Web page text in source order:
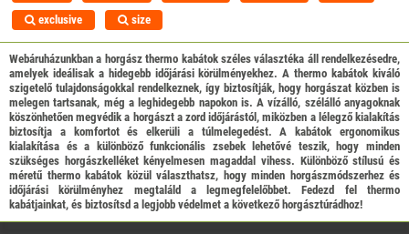
exclusive
size
Webáruházunkban a horgász thermo kabátok széles választéka áll rendelkezésedre,
amelyek ideálisak a hidegebb időjárási körülményekhez. A thermo kabátok kiváló
szigetelő tulajdonságokkal rendelkeznek, így biztosítják, hogy horgászat közben is
melegen tartsanak, még a leghidegebb napokon is. A vízálló, szélálló anyagoknak
köszönhetően megvédik a horgászt a zord időjárástól, miközben a lélegző kialakítás
biztosítja a komfortot és elkerüli a túlmelegedést. A kabátok ergonomikus
kialakítása és a különböző funkcionális zsebek lehetővé teszik, hogy minden
szükséges horgászkelléket kényelmesen magaddal vihess. Különböző stílusú és
méretű thermo kabátok közül választhatsz, hogy minden horgászmódszerhez és
időjárási körülményhez megtaláld a legmegfelelőbbet. Fedezd fel thermo
kabátjainkat, és biztosítsd a legjobb védelmet a következő horgásztúrádhoz!